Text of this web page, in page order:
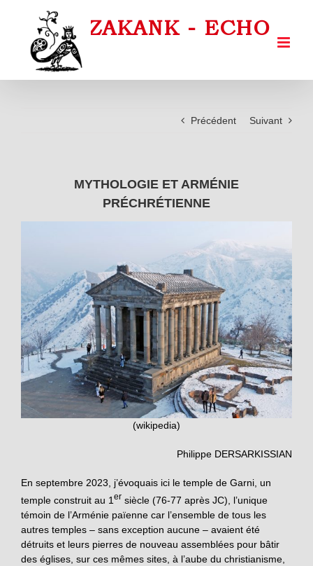
Précédent Suivant
MYTHOLOGIE ET ARMÉNIE
PRÉCHRÉTIENNE
(wikipedia)
Philippe DERSARKISSIAN
En septembre 2023, j’évoquais ici le temple de Garni, un
temple construit au 1 er siècle (76-77 après JC), l’unique
témoin de l’Arménie païenne car l’ensemble de tous les
autres temples – sans exception aucune – avaient été
détruits et leurs pierres de nouveau assemblées pour bâtir
des églises, sur ces mêmes sites, à l’aube du christianisme,